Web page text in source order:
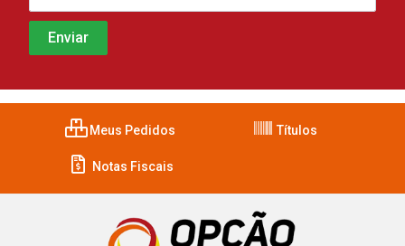
Meus Pedidos Títulos
Notas Fiscais